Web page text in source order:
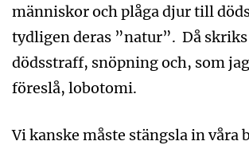
människor och plåga djur till
tydligen deras ”natur”. Då skriks
dödsstraff, snöpning och, som
föreslå, lobotomi.
Vi kanske måste stängsla in våra